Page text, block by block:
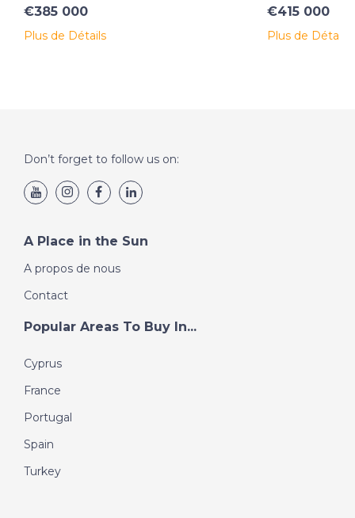
€385 000
Plus de Détails
€415 000
Plus de Détails
Don’t forget to follow us on:
A Place in the Sun
A propos de nous
Contact
Popular Areas To Buy In...
Cyprus
France
Portugal
Spain
Turkey